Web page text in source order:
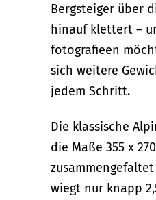
Bergsteiger über
hinauf klettert –
fotografieen
sich weitere
jedem Schritt.
Die klassische
die Maße 355 x
wiegt nur knapp